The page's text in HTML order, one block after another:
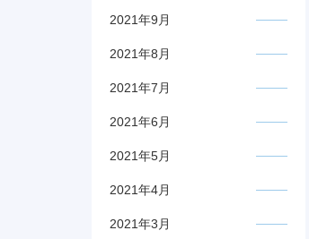
2021年9月
2021年8月
2021年7月
2021年6月
2021年5月
2021年4月
2021年3月